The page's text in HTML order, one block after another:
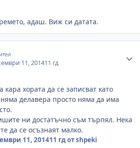
адаш. Виж си датата.
11, 201411 гд
кара хората да се записват като
делавера просто няма да има
ни достатъчно съм търпял. Нека
да се осъзнаят малко.
11, 201411 гдот shpeki